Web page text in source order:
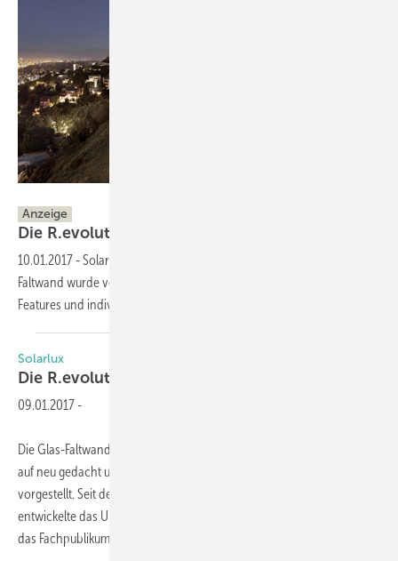
Anzeige
Die R.evolution der
10.01.2017 -Solarlux zeigt auf der BAU eine R.evolution: Die Glas-
Faltwand wurde von Grund auf neu gedacht – mit einzigartigen
Features und individuellsten
Solarlux
Die R.evolution der
09.01.2017 -
Die Glas-Faltwand, das Kernprodukt von Solarlux, wurde von Grund
auf neu gedacht und wird auf der BAU 2017 erstmals der Öffentlichkeit
vorgestellt. Seit der Markteinführung vor über dreißig Jahren
entwickelte das Unternehmen dieses Bauelement beständig weiter –
das Fachpublikum auf der BAU